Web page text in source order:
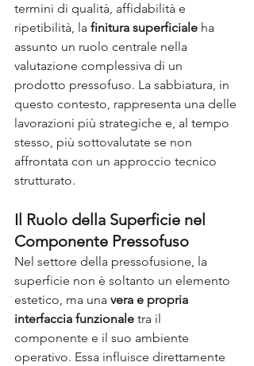
termini di qualità, affidabilità e
ripetibilità, la finitura superficiale ha
assunto un ruolo centrale nella
valutazione complessiva di un
prodotto pressofuso. La sabbiatura, in
questo contesto, rappresenta una delle
lavorazioni più strategiche e, al tempo
stesso, più sottovalutate se non
affrontata con un approccio tecnico
strutturato.
Il Ruolo della Superficie nel
Componente Pressofuso
Nel settore della pressofusione, la
superficie non è soltanto un elemento
estetico, ma una vera e propria
interfaccia funzionale tra il
componente e il suo ambiente
operativo. Essa influisce direttamente